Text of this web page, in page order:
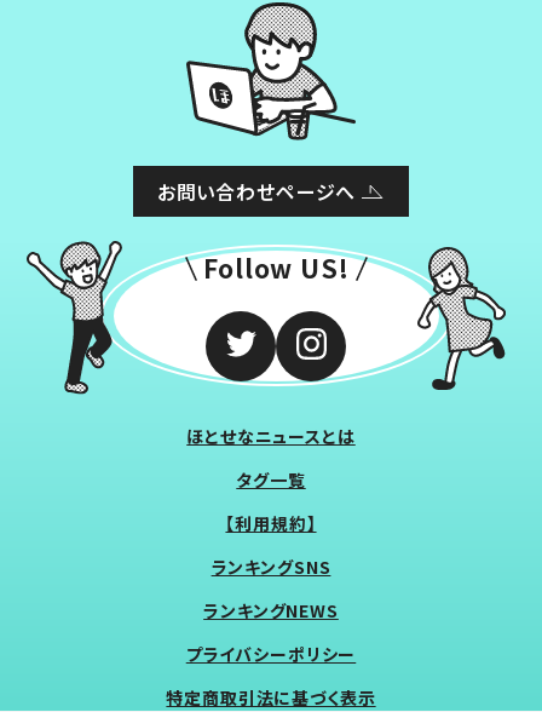
お問い合わせページへ
Follow US!
ほとせなニュースとは
タグ一覧
【利用規約】
ランキングSNS
ランキングNEWS
プライバシーポリシー
特定商取引法に基づく表示